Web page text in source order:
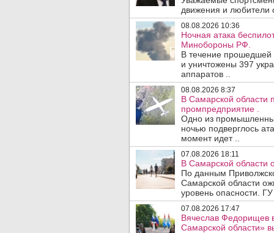
движения и любители
08.08.2026 10:36
Ночная атака
Минобороны РФ.
В течение
и уничтожены 397
аппаратов ..
08.08.2026 8:37
В Самарской области
промпредприятие .
Одно из
ночью подверглось
момент идет ..
07.08.2026 18:11
В Самарской области
По данным
Самарской области
уровень опасности.
07.08.2026 17:47
Вячеслав Федорищев
Самарской области»